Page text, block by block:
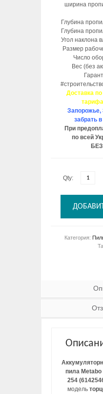
ширина
Глубина
Глубина
Угол наклона
Размер
Число
Вес (без
Доставка
забрать
При
по всей
Qty:
Категория:
пила Metabo
254
модель